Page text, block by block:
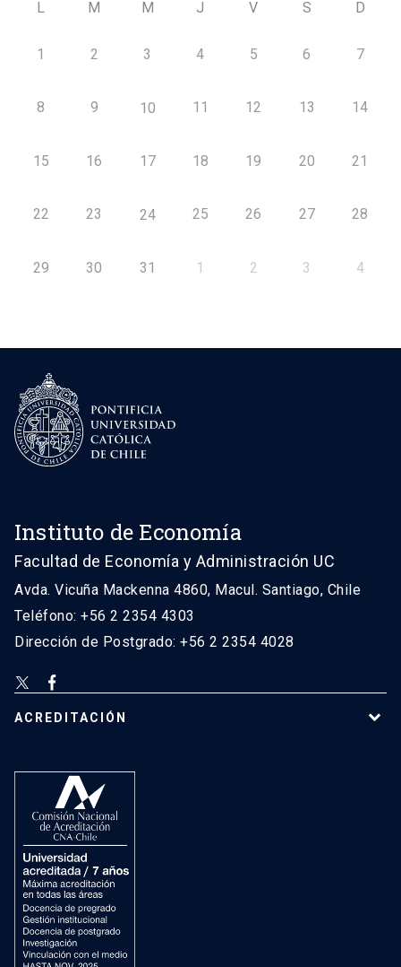
L M M J V S D
1 2 3 4 5 6 7
8 9 10 11 12 13 14
15 16 17 18 19 20 21
22 23 24 25 26 27 28
29 30 31 1 2 3 4
Instituto de Economía
Facultad de Economía y Administración UC
Avda. Vicuña Mackenna 4860, Macul. Santiago, Chile
Teléfono: +56 2 2354 4303
Dirección de Postgrado: +56 2 2354 4028
ACREDITACIÓN